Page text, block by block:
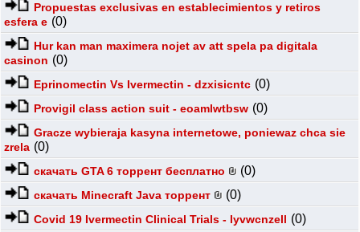
Propuestas exclusivas en establecimientos y retiros
esfera e (0)
Hur kan man maximera nojet av att spela pa digitala
casinon (0)
Eprinomectin Vs Ivermectin - dzxisicntc (0)
Provigil class action suit - eoamlwtbsw (0)
Gracze wybieraja kasyna internetowe, poniewaz chca sie
zrela (0)
скачать GTA 6 торрент бесплатно (0)
скачать Minecraft Java торрент (0)
Covid 19 Ivermectin Clinical Trials - lyvwcnzell (0)